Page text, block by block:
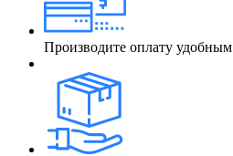
Производите оплату